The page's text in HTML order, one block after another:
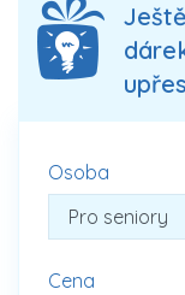
Osoba
Cena